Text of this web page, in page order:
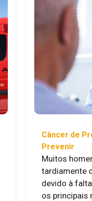
Câncer de
Prevenir
Muitos
tardiamente
devido à
os principais